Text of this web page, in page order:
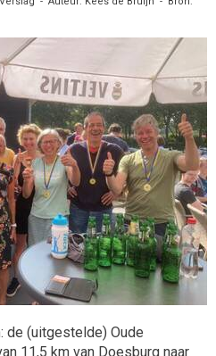
de (uitgestelde) Oude
11,5 km van Doesburg naar